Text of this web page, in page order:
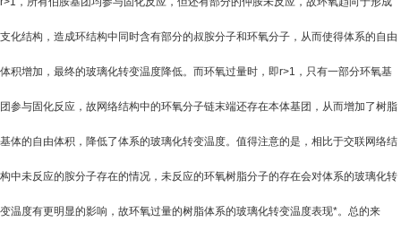
支化结构，造成环结构中同时含有部分的叔胺分子和环氧分子，从而使得体系的自由
体积增加，最终的玻璃化转变温度降低。而环氧过量时，即r>1 ，只有一部分环氧基
团参与固化反应，故网络结构中的环氧分子链末端还存在本体基团，从而增加了树脂
基体的自由体积，降低了体系的玻璃化转变温度。值得注意的是，相比于交联网络结
构中未反应的胺分子存在的情况，未反应的环氧树脂分子的存在会对体系的玻璃化转
变温度有更明显的影响，故环氧过量的树脂体系的玻璃化转变温度表现*。总的来